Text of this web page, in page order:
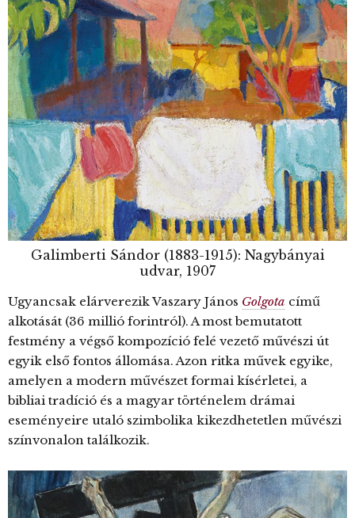
Galimberti Sándor (1883-1915): Nagybányai
udvar, 1907
Ugyancsak elárverezik Vaszary János Golgota című
alkotását (36 millió forintról). A most bemutatott
festmény a végső kompozíció felé vezető művészi út
egyik első fontos állomása. Azon ritka művek egyike,
amelyen a modern művészet formai kísérletei, a
bibliai tradíció és a magyar történelem drámai
eseményeire utaló szimbolika kikezdhetetlen művészi
színvonalon találkozik.